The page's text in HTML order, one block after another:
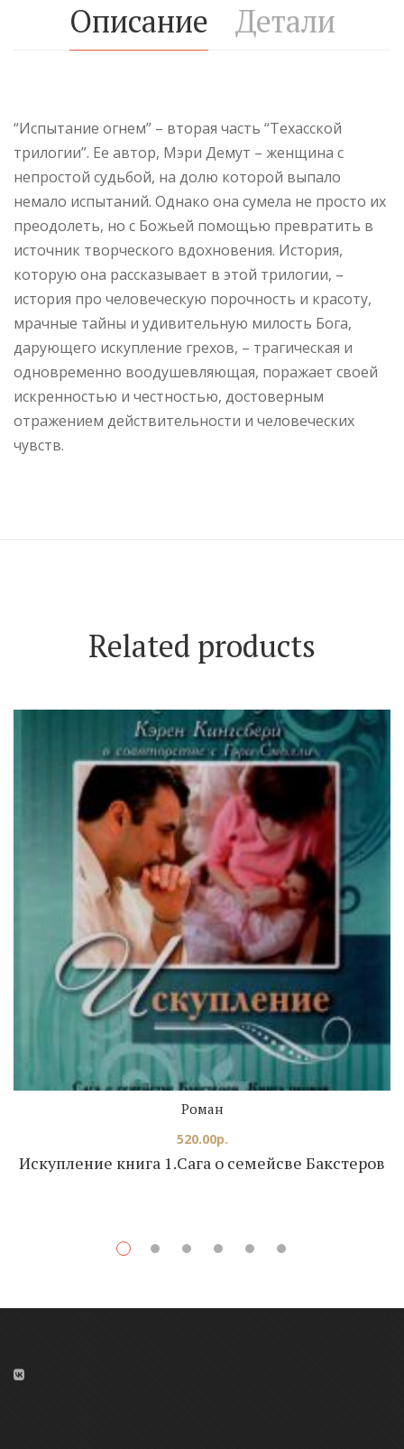
Описание Детали
“Испытание огнем” – вторая часть “Техасской
трилогии”. Ее автор, Мэри Демут – женщина с
непростой судьбой, на долю которой выпало
немало испытаний. Однако она сумела не просто их
преодолеть, но с Божьей помощью превратить в
источник творческого вдохновения. История,
которую она рассказывает в этой трилогии, –
история про человеческую порочность и красоту,
мрачные тайны и удивительную милость Бога,
дарующего искупление грехов, – трагическая и
одновременно воодушевляющая, поражает своей
искренностью и честностью, достоверным
отражением действительности и человеческих
чувств.
Related products
Искупление книга 1.Сага о семейсве Бакстеров
Роман
520.00р.